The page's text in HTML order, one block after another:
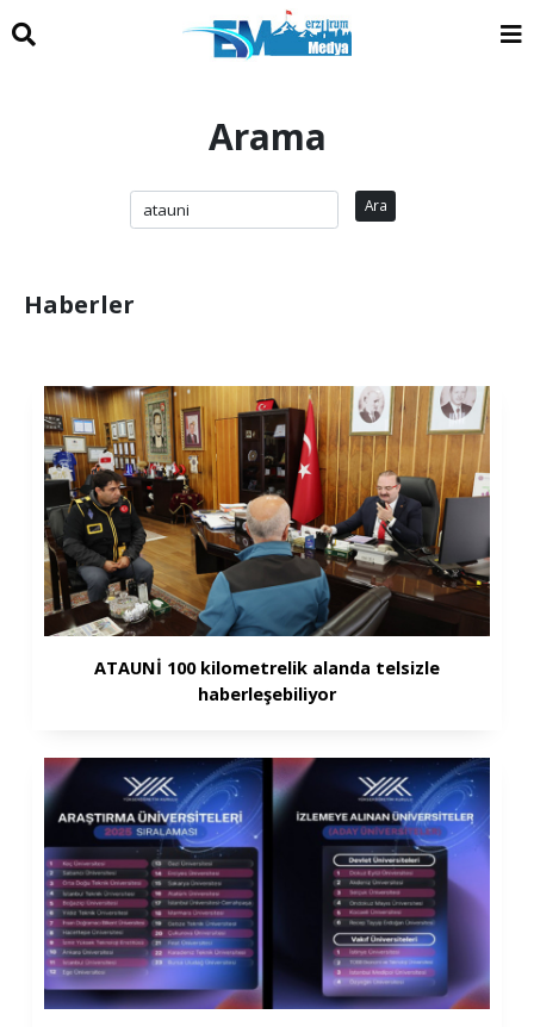
Arama
Ara
Haberler
ATAUNİ 100 kilometrelik alanda telsizle
haberleşebiliyor